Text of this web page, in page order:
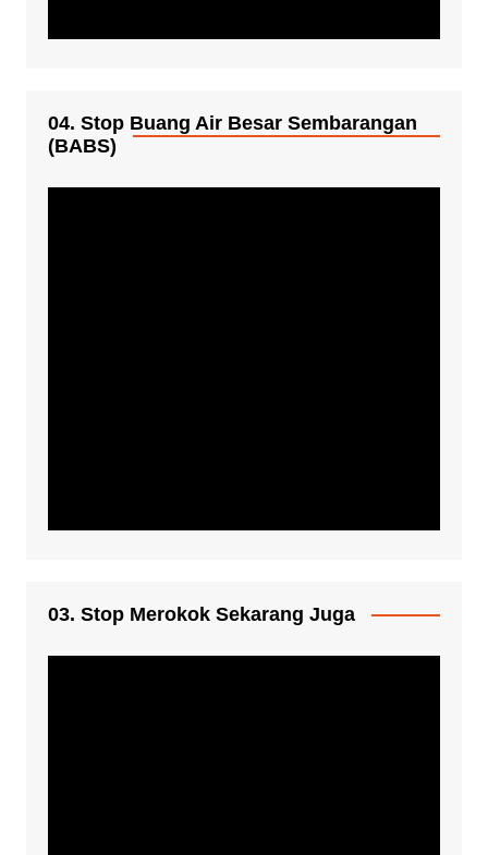
04. Stop Buang Air Besar Sembarangan
(BABS)
03. Stop Merokok Sekarang Juga